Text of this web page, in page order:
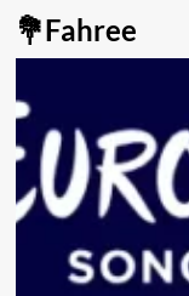
Fahree